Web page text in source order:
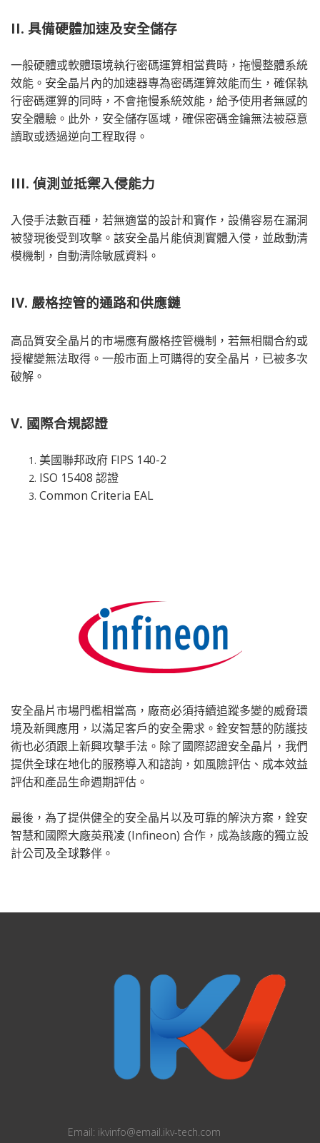
II. 具備硬體加速及安全儲存
一般硬體或軟體環境執行密碼運算相當費時，拖慢整體系統
效能。安全晶片內的加速器專為密碼運算效能而生，確保執
行密碼運算的同時，不會拖慢系統效能，給予使用者無感的
安全體驗。此外，安全儲存區域，確保密碼金鑰無法被惡意
讀取或透過逆向工程取得。
III. 偵測並抵禦入侵能力
入侵手法數百種，若無適當的設計和實作，設備容易在漏洞
被發現後受到攻擊。該安全晶片能偵測實體入侵，並啟動清
模機制，自動清除敏感資料。
IV. 嚴格控管的通路和供應鏈
高品質安全晶片的市場應有嚴格控管機制，若無相關合約或
授權變無法取得。一般市面上可購得的安全晶片，已被多次
破解。
V. 國際合規認證
美國聯邦政府 FIPS 140-2
ISO 15408 認證
Common Criteria EAL
安全晶片市場門檻相當高，廠商必須持續追蹤多變的威脅環
境及新興應用，以滿足客戶的安全需求。銓安智慧的防護技
術也必須跟上新興攻擊手法。除了國際認證安全晶片，我們
提供全球在地化的服務導入和諮詢，如風險評估、成本效益
評估和產品生命週期評估。
最後，為了提供健全的安全晶片以及可靠的解決方案，銓安
智慧和國際大廠英飛凌 (Infineon) 合作，成為該廠的獨立設
計公司及全球夥伴。
Email: ikvinfo@email.ikv-tech.com